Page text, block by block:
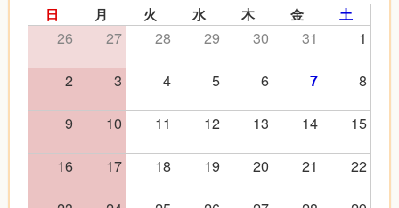
日 月 火 水 木 金 土
26 27 28 29 30 31
1
2
3 4 5 6 7
8
9
10 11 12 13 14
15
16
17 18 19 20 21
22